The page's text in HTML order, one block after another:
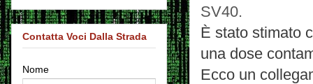
SV40.
È stato stimato
una dose
Ecco un
Contatta Voci Dalla Strada
Nome